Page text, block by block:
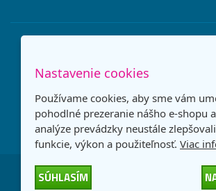
Nastavenie cookies
Používame cookies, aby sme vám
pohodlné prezeranie nášho e-shopu
analýze prevádzky neustále
funkcie, výkon a použiteľnosť. Viac
SÚHLASÍM